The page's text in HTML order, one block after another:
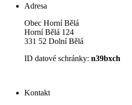
Adresa
Obec Horní Bělá
Horní Bělá 124
331 52 Dolní Bělá
ID datové schránky: n39bxch
Kontakt